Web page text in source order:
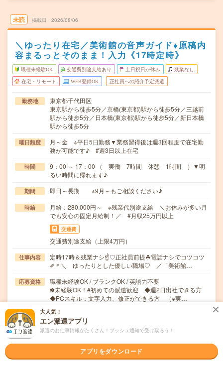
未読 掲載日 2026/08/06
＼ゆったり在宅／美術館の音声ガイド♦原稿内
容まるっとそのまま！入力《17時定時》
職種未経験OK 交通費別途支給あり 土日祝日が休み 残業なし
在宅・リモート WEB登録OK 正社員への紹介予定派遣
勤務地
東京都千代田区
東京駅から徒歩5分／京橋(東京都)駅から徒歩5分／三越前
駅から徒歩5分／日本橋(東京都)駅から徒歩5分／新日本橋
駅から徒歩5分
曜日頻度
月～金 ※平日5日勤務▼業務習得後は週3回程度で在宅勤
務が可能です♪ #週3日以上在宅
時間
9：00 ～ 17：00 （ 実働 7時間 休憩 1時間 ）▼明
るい時間に帰れます♪
期間 即日～長期 ※9月～もご相談ください♪
時給
月給：280,000円～ ※残業代別途支給 ＼お休みが多い月
でも安心の固定月給制！／ #月収25万円以上
交通費
交通費別途支給（上限4万円）
仕事内容
定時17時＆残業ナシ☝♡正社員前提☘電話ナシでコツコツ
✐＊＼ ゆったりとした優しい職場♡ ／「美術館…
応募資格
職種未経験OK / ブランクOK / 英語力不要
✽未経験OK！#初めての派遣歓迎 ◆週2日出社できる方
◆PCスキル：文字入力、修正ができる方 （※実…
職場の雰囲気
年齢層
30代 40代
大人気！
エン派遣アプリ
派遣のお仕事情報がたくさん！プッシュ通知で受け取ろう！
アプリをダウンロード